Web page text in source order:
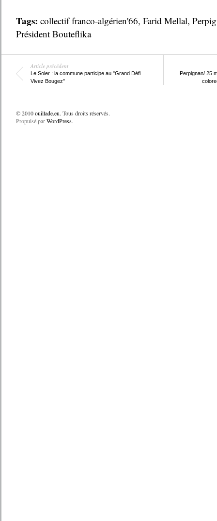
Tags: collectif franco-algérien'66, Farid Mellal,
Président Bouteflika
Article précédent
Le Soler : la commune participe au "Grand Défi
Vivez Bougez"
Perpignan/ 25
© 2010ouillade.eu. Tous droits réservés.
Propulsé parWordPress.